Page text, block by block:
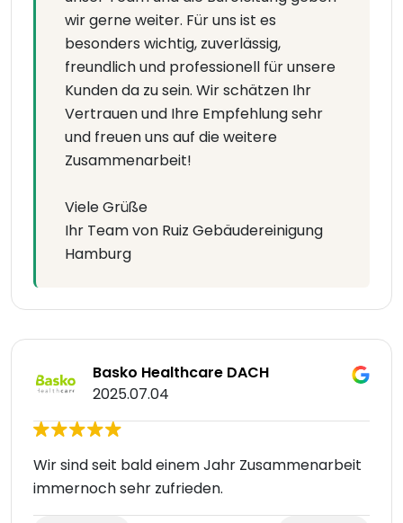
wir gerne weiter. Für uns ist es
besonders wichtig, zuverlässig,
freundlich und professionell für unsere
Kunden da zu sein. Wir schätzen Ihr
Vertrauen und Ihre Empfehlung sehr
und freuen uns auf die weitere
Zusammenarbeit!
Viele Grüße
Ihr Team von Ruiz Gebäudereinigung
Hamburg
Basko Healthcare DACH
2025.07.04
Wir sind seit bald einem Jahr Zusammenarbeit
immernoch sehr zufrieden.